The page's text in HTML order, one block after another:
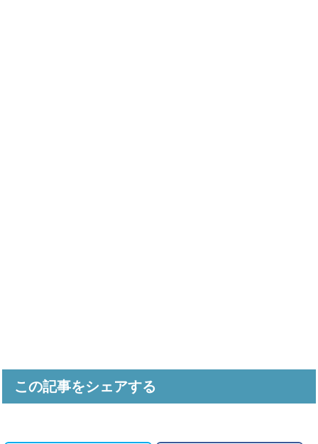
この記事をシェアする